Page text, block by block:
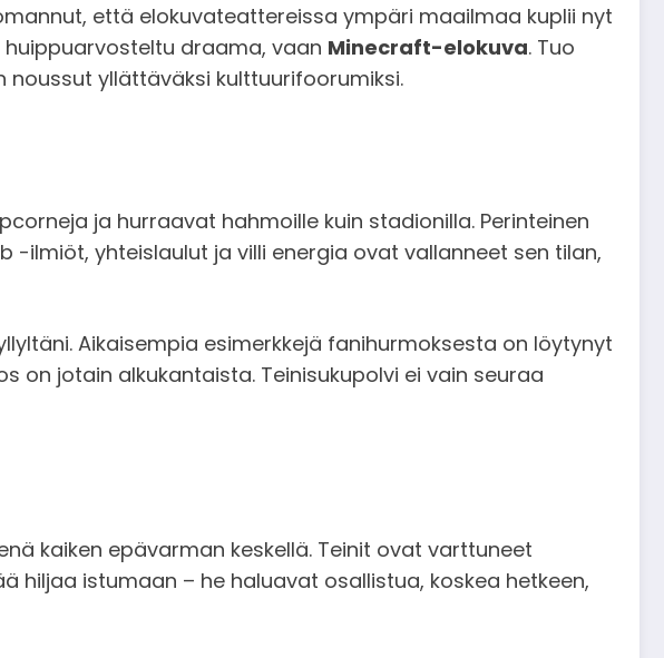
että elokuvateattereissa ympäri maailmaa kuplii nyt
huippuarvosteltu draama, vaan Minecraft-elokuva. Tuo
yllättäväksi kulttuurifoorumiksi.
ja hurraavat hahmoille kuin stadionilla. Perinteinen
-ilmiöt, yhteislaulut ja villi energia ovat vallanneet sen tilan,
Aikaisempia esimerkkejä fanihurmoksesta on löytynyt
jotain alkukantaista. Teinisukupolvi ei vain seuraa
kaiken epävarman keskellä. Teinit ovat varttuneet
hiljaa istumaan – he haluavat osallistua, koskea hetkeen,